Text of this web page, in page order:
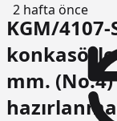
2 hafta önce
KGM/
konkasörle
mm.